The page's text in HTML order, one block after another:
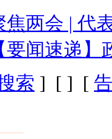
焦两会 | 代
要闻速递
索 ] [ ] [